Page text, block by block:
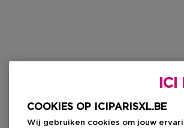
COOKIES OP ICIPARISXL.BE
Wij gebruiken cookies om jouw